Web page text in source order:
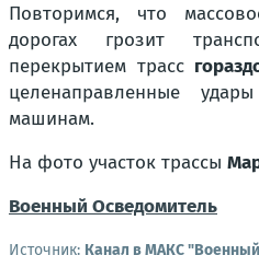
Повторимся, что
дорогах грозит
перекрытием трасс
целенаправленные
машинам.
На фото участок трассы
Военный Осведомитель
Источник: Канал в МАКС